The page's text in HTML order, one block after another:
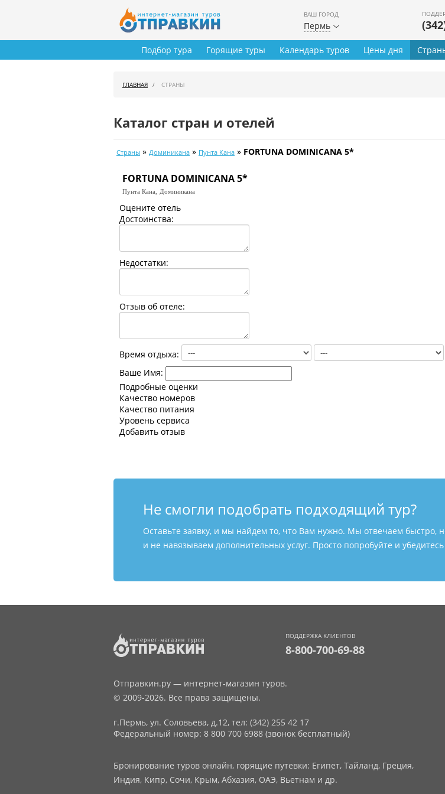
ВАШ ГОРОД
Пермь
Подбор тура Горящие туры Календарь туров Цены дня
ГЛАВНАЯ СТРАНЫ
Каталог стран и отелей
Страны » Доминикана » Пунта Кана » FORTUNA DOMINICANA 5*
FORTUNA DOMINICANA 5*
Пунта Кана, Доминикана
Оцените отель
Достоинства:
Недостатки:
Отзыв об отеле:
Время отдыха:
Ваше Имя:
Подробные оценки
Качество номеров
Качество питания
Уровень сервиса
Добавить отзыв
Не смогли подобрать подходящий тур?
Оставьте заявку, и мы найдем то, что Вам нужно. Мы отвечаем быстро,
и не навязываем дополнительных услуг. Просто попробуйте и
ПОДДЕРЖКА КЛИЕНТОВ
8-800-700-69-88
Отправкин.ру — интернет-магазин туров.
© 2009-2026. Все права защищены.
г.Пермь, ул. Соловьева, д.12, тел: (342) 255 42 17
Федеральный номер: 8 800 700 6988 (звонок бесплатный)
Бронирование туров онлайн, горящие путевки: Египет, Тайланд, Греция,
Индия, Кипр, Сочи, Крым, Абхазия, ОАЭ, Вьетнам и др.